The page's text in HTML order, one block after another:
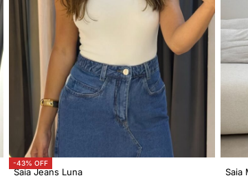
-43% OFF
Saia Jeans Luna
Saia